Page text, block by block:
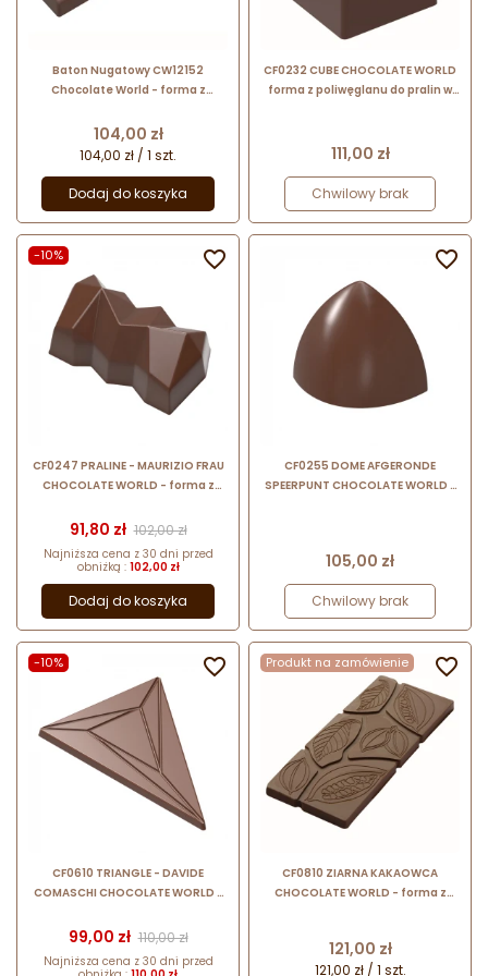
Baton Nugatowy CW12152
Chocolate World - forma z
batonów czekoladowych - 200 x
46 x 23 mm
Cena
104,00 zł
104,00 zł / 1 szt.
Dodaj do koszyka
CF0232 CUBE CHOCOLATE WORLD
forma z poliwęglanu do pralin w
Cena
111,00 zł
Chwilowy brak
-10%
CF0247 PRALINE - MAURIZIO FRAU
CHOCOLATE WORLD - forma z
geometryczny prostokąt
Cena
91,80 zł Cena podstawowa
102,00 zł
Najniższa cena z 30 dni przed
obniżką : 102,00 zł
Dodaj do koszyka

CF0255 DOME AFGERONDE
SPEERPUNT CHOCOLATE WORLD -
Cena
105,00 zł
Chwilowy brak

-10%
CF0610 TRIANGLE - DAVIDE
COMASCHI CHOCOLATE WORLD -
trójkątnych tabliczek czekolady -
Cena
99,00 zł Cena podstawowa
110,00 zł
Najniższa cena z 30 dni przed
 Produkt na zamówienie
CF0810 ZIARNA KAKAOWCA
CHOCOLATE WORLD - forma z
Cena
121,00 zł
121,00 zł / 1 szt.
